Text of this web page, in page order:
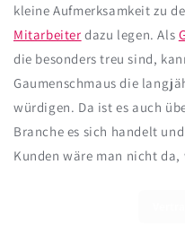
kleine Aufmerksamkeit zu
Mitarbeiter dazu legen. Als
die besonders treu sind,
Gaumenschmaus die
würdigen. Da ist es auch
Branche es sich handelt
Kunden wäre man nicht da,